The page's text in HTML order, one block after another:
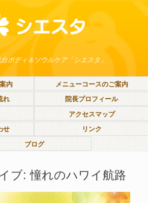
ボディ＆ソウルケア「シエスタ」
内
メニューコースのご案内
れ
院長プロフィール
アクセスマップ
せ
リンク
ブログ
ブ:憧れのハワイ航路